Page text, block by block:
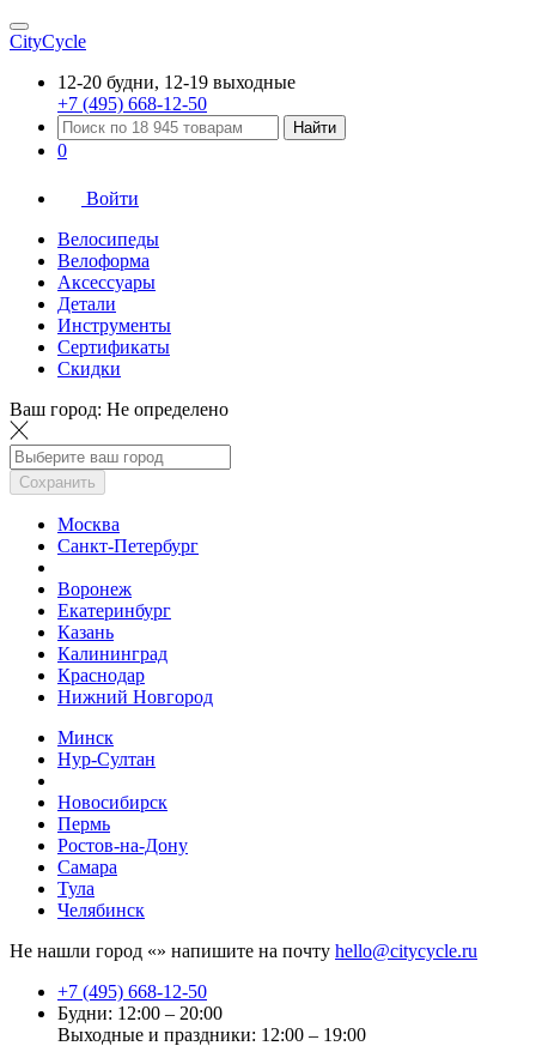
CityCycle
12-20 будни, 12-19 выходные
+7 (495) 668-12-50
Найти
0
Войти
Велосипеды
Велоформа
Аксессуары
Детали
Инструменты
Сертификаты
Скидки
Ваш город: Не определено
Сохранить
Москва
Санкт-Петербург
Воронеж
Екатеринбург
Казань
Калининград
Краснодар
Нижний Новгород
Минск
Нур-Султан
Новосибирск
Пермь
Ростов-на-Дону
Самара
Тула
Челябинск
Не нашли город «» напишите на почту hello@citycycle.ru
+7 (495) 668-12-50
Будни: 12:00 – 20:00
Выходные и праздники: 12:00 – 19:00